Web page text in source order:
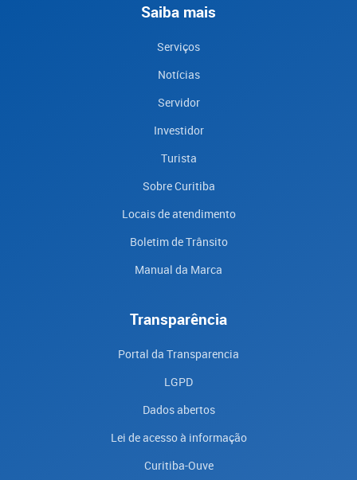
Saiba mais
Serviços
Notícias
Servidor
Investidor
Turista
Sobre Curitiba
Locais de atendimento
Boletim de Trânsito
Manual da Marca
Transparência
Portal da Transparencia
LGPD
Dados abertos
Lei de acesso à informação
Curitiba-Ouve